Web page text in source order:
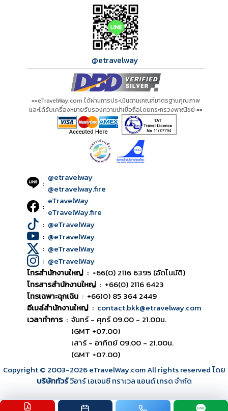
@etravelway
==eTravelWay.com ได้ผ่านการประเมินตามเกณฑ์มาตรฐานคุณภาพ
และได้รับเครื่องหมายรับรองความน่าเชื่อถือโดยกระทรวงพาณิชย์ ==
: @etravelway
@etravelway.fire
: eTravelWay
eTravelWay.fire
: @eTravelWay
: @eTravelWay
: @eTravelWay
: @eTravelWay
โทรสำนักงานใหญ่ : +66(0) 2116 6395 (อัตโนมัติ)
โทรสารสำนักงานใหญ่ : +66(0) 2116 6423
โทรเฉพาะฉุกเฉิน : +66(0) 85 364 2449
อีเมล์สำนักงานใหญ่ : contact.bkk@etravelway.com
เวลาทำการ : จันทร์ - ศุกร์ 09.00 - 21.00น.
(GMT +07.00)
เสาร์ - อาทิตย์ 09.00 - 21.00น.
(GMT +07.00)
Copyright © 2003-2026eTravelWay.com All rights reserved โดย
บริษัททัวร์วีอาร์ เอเจนซี ทราเวล แอนด์ เทรด จำกัด